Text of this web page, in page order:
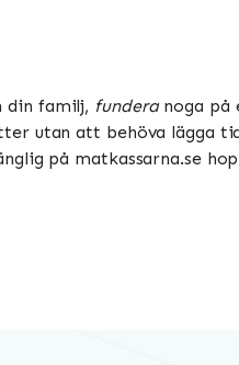
din familj, funderanoga på
utan att behöva lägga
på matkassarna.se